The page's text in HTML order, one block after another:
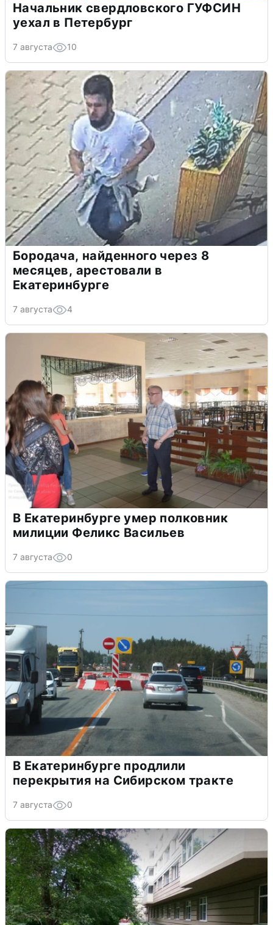
Начальник свердловского ГУФСИН
уехал в Петербург
7 августа 10
Бородача, найденного через 8
месяцев, арестовали в
Екатеринбурге
7 августа 4
В Екатеринбурге умер полковник
милиции Феликс Васильев
7 августа 0
В Екатеринбурге продлили
перекрытия на Сибирском тракте
7 августа 0